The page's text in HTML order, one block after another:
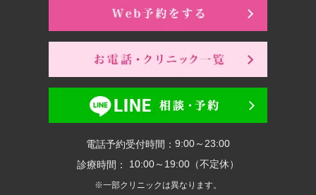
電話予約受付時間： 9:00～23:00
診療時間：
10:00～19:00（不定休）
※一部クリニックは異なります。